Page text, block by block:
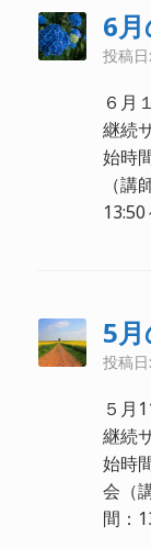
6
投稿日:
６月
継続
始時
（
5
投稿日:
５月
継続
始時
会（
間：